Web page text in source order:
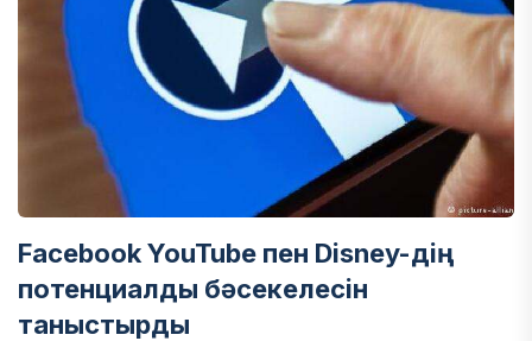
Facebook YouTube пен Disney-дің
потенциалды бәсекелесін
таныстырды